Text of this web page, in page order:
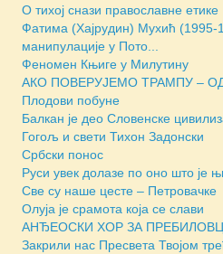
О тихој снази православне етике
Фатима (Хајрудин) Мухић
манипулације у Пото...
Феномен Књиге у Милутину
АКО ПОВЕРУЈЕМО ТРАМПУ –
Плодови побуне
Балкан је део Словенске
Гогољ и свети Тихон Задонски
Србски понос
Руси увек долазе по оно што је
Све су наше цесте – Петровачке
Олуја је срамота која се слави
АНЂЕОСКИ ХОР ЗА
Закрили нас Пресвета Твојом